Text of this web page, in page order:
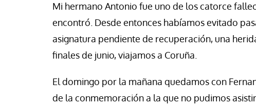
Mi hermano Antonio fue uno de los catorce
encontró. Desde entonces habíamos evitado
asignatura pendiente de recuperación, una
finales de junio, viajamos a Coruña.
El domingo por la mañana quedamos con
de la conmemoración a la que no pudimos
Canarias reclama una
urgente para proteger
menores migrantes en
Luis Palacios
Potencia
dulzura y la paz
Paco (Quisco) Vicente